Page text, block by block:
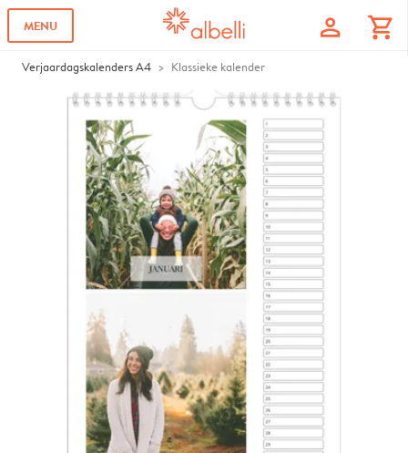
MENU profile shopping_cart
Verjaardagskalenders A4 Klassieke kalender